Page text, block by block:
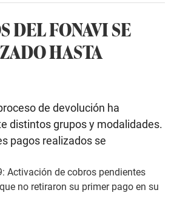
DEL FONAVI SE
HASTA
de devolución ha
distintos grupos y modalidades.
pagos realizados se
Activación de cobros pendientes
no retiraron su primer pago en su